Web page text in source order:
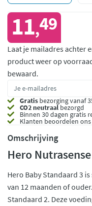
11,49
Laat je mailadres achter
product weer op
bewaard.
Gratis bezorging vanaf
CO2 neutraalbezorgd
Binnen 30 dagen gratis
Klanten beoordelen
Omschrijving
Hero
Hero Baby Standaard 3
van 12 maanden of
Standaard 2. Deze